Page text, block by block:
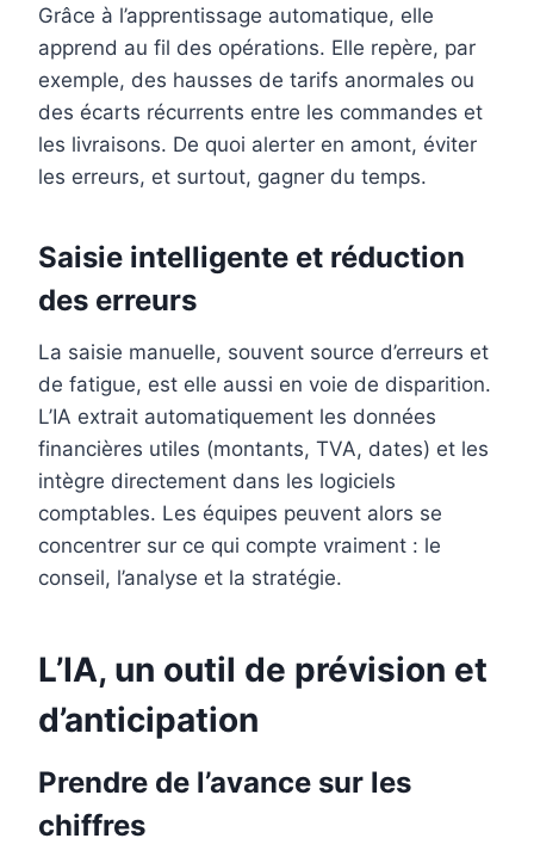
Grâce à l’apprentissage automatique, elle
apprend au fil des opérations. Elle repère, par
exemple, des hausses de tarifs anormales ou
des écarts récurrents entre les commandes et
les livraisons. De quoi alerter en amont, éviter
les erreurs, et surtout, gagner du temps.
Saisie intelligente et réduction
des erreurs
La saisie manuelle, souvent source d’erreurs et
de fatigue, est elle aussi en voie de disparition.
L’IA extrait automatiquement les données
financières utiles (montants, TVA, dates) et les
intègre directement dans les logiciels
comptables. Les équipes peuvent alors se
concentrer sur ce qui compte vraiment : le
conseil, l’analyse et la stratégie.
L’IA, un outil de prévision et
d’anticipation
Prendre de l’avance sur les
chiffres